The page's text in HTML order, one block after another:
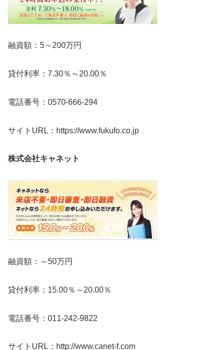
融資額：5～200万円
貸付利率：7.30％～20.00％
電話番号：0570-666-294
サイトURL：https://www.fukufo.co.jp
株式会社キャネット
融資額：～50万円
貸付利率：15.00％～20.00％
電話番号：011-242-9822
サイトURL：http://www.canet-f.com